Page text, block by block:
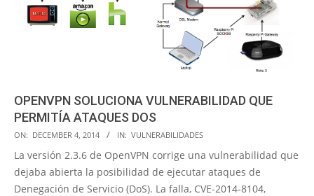
OPENVPN SOLUCIONA VULNERABILIDAD QUE
PERMITÍA ATAQUES DOS
2014-
12-
04
ON: DECEMBER 4, 2014 IN: VULNERABILIDADES
La versión 2.3.6 de OpenVPN corrige una vulnerabilidad que
dejaba abierta la posibilidad de ejecutar ataques de
Denegación de Servicio (DoS). La falla, CVE-2014-8104,